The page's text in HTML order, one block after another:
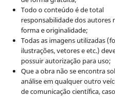
Todo o conteúdo é de total
responsabilidade dos autores
forma e originalidade;
Todas as imagens utilizadas
ilustrações, vetores e etc.)
possuir autorização para uso;
Que a obra não se encontra
análise em qualquer outro
de comunicação científica, caso